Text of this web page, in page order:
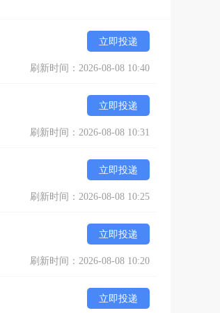
立即投递
刷新时间：2026-08-08 10:40
立即投递
刷新时间：2026-08-08 10:31
立即投递
刷新时间：2026-08-08 10:25
立即投递
刷新时间：2026-08-08 10:20
立即投递